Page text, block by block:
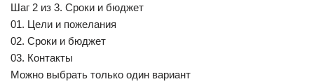
Шаг 2 из 3. Сроки и бюджет
01. Цели и пожелания
02. Сроки и бюджет
03. Контакты
Можно выбрать только один вариант